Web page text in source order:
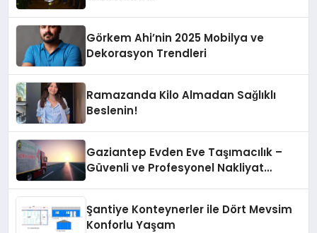
Görkem Ahi’nin 2025 Mobilya ve
Dekorasyon Trendleri
Ramazanda Kilo Almadan Sağlıklı
Beslenin!
Gaziantep Evden Eve Taşımacılık –
Güvenli ve Profesyonel Nakliyat
Şantiye Konteynerler ile Dört Mevsim
Konforlu Yaşam